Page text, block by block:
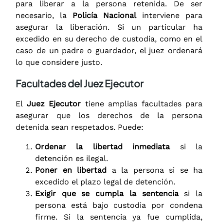
para liberar a la persona retenida. De ser
necesario, la Policía Nacionalinterviene para
asegurar la liberación. Si un particular ha
excedido en su derecho de custodia, como en el
caso de un padre o guardador, el juez ordenará
lo que considere justo.
Facultades del Juez Ejecutor
El Juez Ejecutor tiene amplias facultades para
asegurar que los derechos de la persona
detenida sean respetados. Puede:
Ordenar la libertad inmediatasi la
detención es ilegal.
Poner en libertad a la persona si se ha
excedido el plazo legal de detención.
Exigir que se cumpla la sentenciasi la
persona está bajo custodia por condena
firme. Si la sentencia ya fue cumplida,